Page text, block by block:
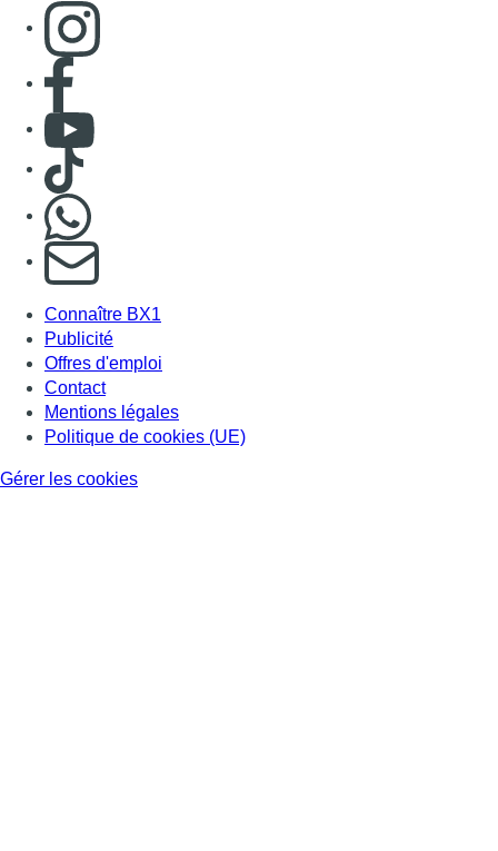
Consulter page Instagram
Consulter page Facebook
Consulter Youtube
Consulter TikTok
S'abonner à notre newsletter
Connaître BX1
Publicité
Offres d'emploi
Contact
Mentions légales
Politique de cookies (UE)
Gérer les cookies